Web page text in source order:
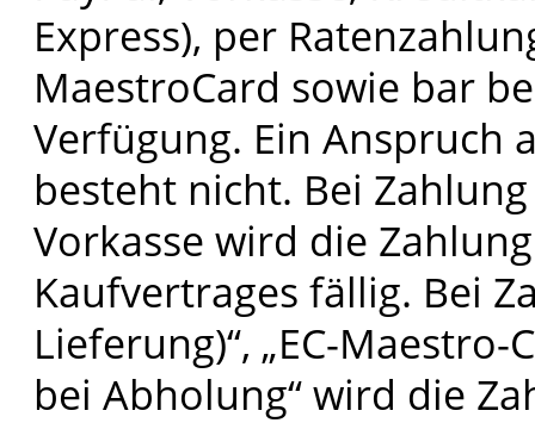
Express), per
MaestroCard sowie bar
Verfügung. Ein Anspruch
besteht nicht. Bei
Vorkasse wird die
Kaufvertrages fällig. Bei
Lieferung)“, „EC-
bei Abholung“ wird die